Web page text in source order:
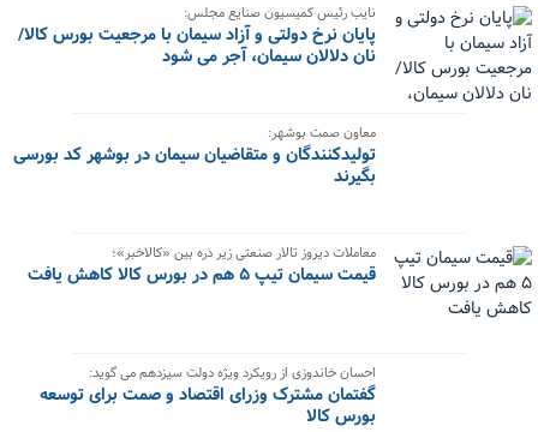
نایب رئیس کمیسیون صنایع مجلس:
پایان نرخ دولتی و آزاد سیمان با مرجعیت بورس کالا/
نان دلالان سیمان، آجر می شود
معاون صمت بوشهر:
تولیدکنندگان و متقاضیان سیمان در بوشهر کد بورسی
بگیرند
معاملات دیروز تالار صنعتی زیر ذره بین «کالاخبر»؛
قیمت سیمان تیپ ۵ هم در بورس کالا کاهش یافت
احسان خاندوزی از رویکرد ویژه دولت سیزدهم می گوید:
گفتمان مشترک وزرای اقتصاد و صمت برای توسعه
بورس کالا